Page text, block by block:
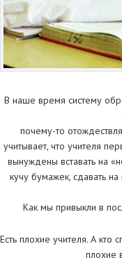
В наше время систему
почему-то
учитывает, что учителя
вынуждены вставать на
кучу бумажек, сдавать
Как мы привыкли в
Есть плохие учителя. А кто
плохие